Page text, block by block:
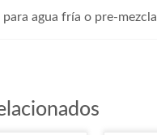
agua fría o pre-